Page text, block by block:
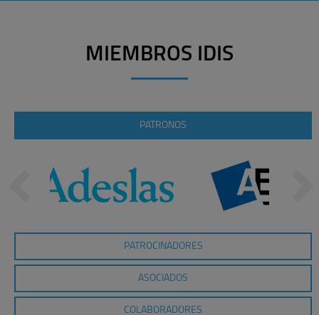
MIEMBROS IDIS
PATRONOS
PATROCINADORES
ASOCIADOS
COLABORADORES